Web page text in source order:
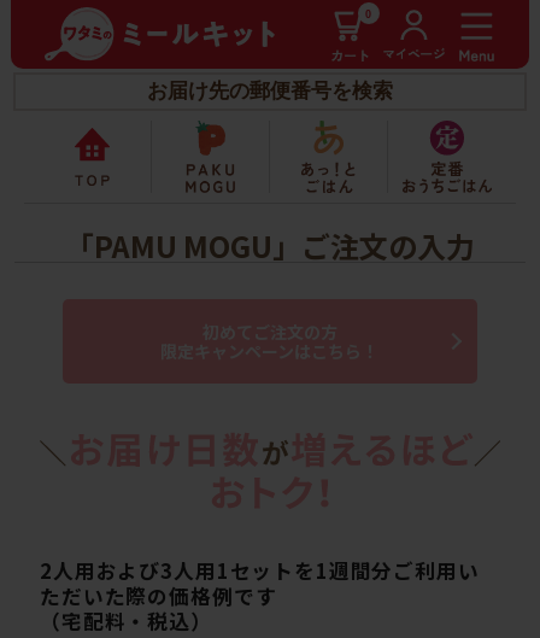
お届け先の郵便番号を検索
0
「PAMU MOGU」ご注文の入力
2人用および3人用1セットを1週間分ご利用い
ただいた際の価格例です
（宅配料・税込）